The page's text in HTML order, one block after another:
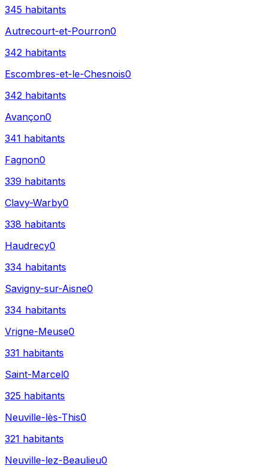
345 habitants
Autrecourt-et-Pourron0
342 habitants
Escombres-et-le-Chesnois0
342 habitants
Avançon0
341 habitants
Fagnon0
339 habitants
Clavy-Warby0
338 habitants
Haudrecy0
334 habitants
Savigny-sur-Aisne0
334 habitants
Vrigne-Meuse0
331 habitants
Saint-Marcel0
325 habitants
Neuville-lès-This0
321 habitants
Neuville-lez-Beaulieu0